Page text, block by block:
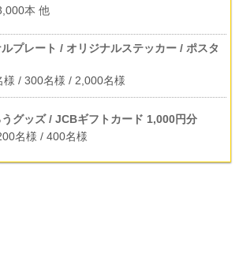
本 他
プレート / オリジナルステッカー / ポスタ
様 / 300名様 / 2,000名様
うグッズ / JCBギフトカード 1,000円分
名様 / 400名様